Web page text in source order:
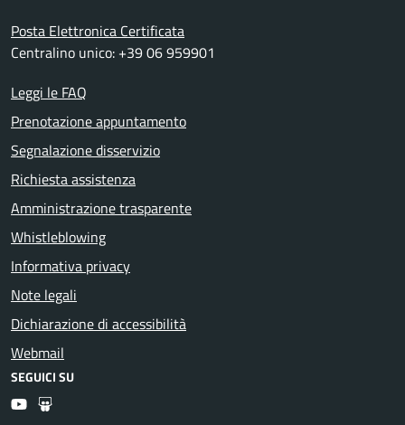
Posta Elettronica Certificata
Centralino unico: +39 06 959901
Leggi le FAQ
Prenotazione appuntamento
Segnalazione disservizio
Richiesta assistenza
Amministrazione trasparente
Whistleblowing
Informativa privacy
Note legali
Dichiarazione di accessibilità
Webmail
SEGUICI SU
YoutubeSlideshare